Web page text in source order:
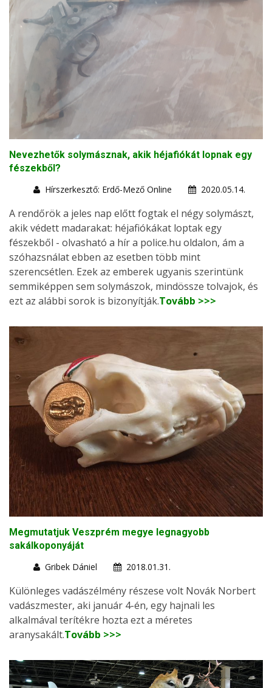
Nevezhetők solymásznak, akik héjafiókát lopnak egy
fészekből?
Hírszerkesztő: Erdő-Mező Online
2020.05.14.
A rendőrök a jeles nap előtt fogtak el négy solymászt,
akik védett madarakat: héjafiókákat loptak egy
fészekből - olvasható a hír a police.hu oldalon, ám a
szóhazsnálat ebben az esetben több mint
szerencsétlen. Ezek az emberek ugyanis szerintünk
semmiképpen sem solymászok, mindössze tolvajok, és
ezt az alábbi sorok is bizonyítják.Tovább >>>
Megmutatjuk Veszprém megye legnagyobb
sakálkoponyáját
Gribek Dániel
2018.01.31.
Különleges vadászélmény részese volt Novák Norbert
vadászmester, aki január 4-én, egy hajnali les
alkalmával terítékre hozta ezt a méretes
aranysakált.Tovább >>>